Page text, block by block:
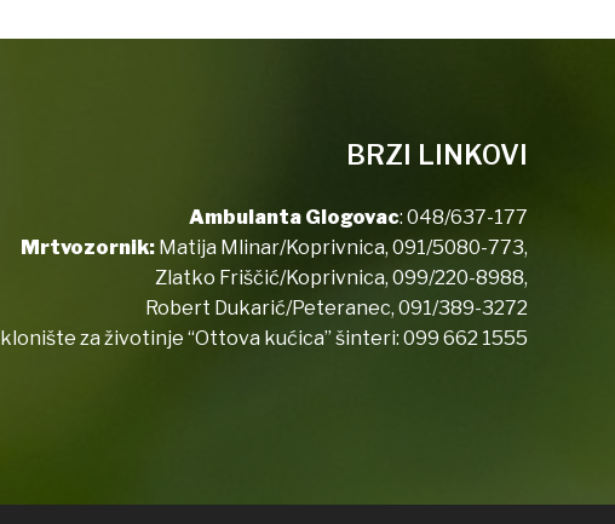
BRZI LINKOVI
Ambulanta Glogovac: 048/637-177
Mrtvozornik: Matija Mlinar/Koprivnica, 091/5080-773,
Zlatko Friščić/Koprivnica, 099/220-8988,
Robert Dukarić/Peteranec, 091/389-3272
za životinje “Ottova kućica” šinteri: 099 662 1555